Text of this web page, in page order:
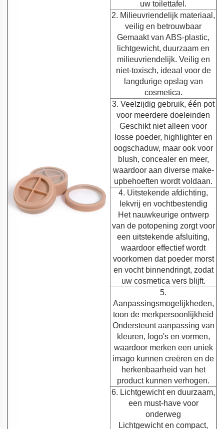
uw toilettafel.
2. Milieuvriendelijk materiaal,
veilig en betrouwbaar
Gemaakt van ABS-plastic,
lichtgewicht, duurzaam en
milieuvriendelijk. Veilig en
niet-toxisch, ideaal voor de
langdurige opslag van
cosmetica.
3. Veelzijdig gebruik, één pot
voor meerdere doeleinden
Geschikt niet alleen voor
losse poeder, highlighter en
oogschaduw, maar ook voor
blush, concealer en meer,
waardoor aan diverse make-
upbehoeften wordt voldaan.
4. Uitstekende afdichting,
lekvrij en vochtbestendig
Het nauwkeurige ontwerp
van de potopening zorgt voor
een uitstekende afsluiting,
waardoor effectief wordt
voorkomen dat poeder morst
en vocht binnendringt, zodat
uw cosmetica vers blijft.
5.
Aanpassingsmogelijkheden,
toon de merkpersoonlijkheid
Ondersteunt aanpassing van
kleuren, logo's en vormen,
waardoor merken een uniek
imago kunnen creëren en de
herkenbaarheid van het
product kunnen verhogen.
6. Lichtgewicht en duurzaam,
een must-have voor
onderweg
Lichtgewicht en compact,